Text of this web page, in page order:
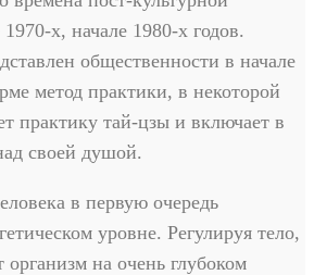
х, начале 1980-х годов.
общественности в начале
метод практики, в некоторой
практику тай-цзы и включает в
своей душой.
в первую очередь
уровне. Регулируя тело,
на очень глубоком